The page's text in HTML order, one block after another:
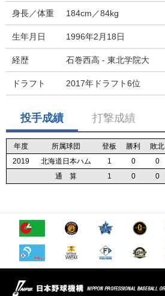
身長／体重 184cm／84kg
生年月日 1996年2月18日
経歴 石巻西高 - 東北学院大
ドラフト 2017年ドラフト6位
投手成績 打撃成績
年度 所属球団 登板 勝利 敗北
2019
北海道日本ハム 1 0 0
通 算
1 0 0
年度 所属球団 登板 勝利 敗北
2019
北海道日本ハム 1 0 0
通 算
1 0 0
年度 所属球団 登板 勝利 敗北
2019
北海道日本ハム 1 0 0
通 算
1 0 0
年度 所属球団 登板 勝利 敗北
2019
北海道日本ハム 1 0 0
通 算
1 0 0